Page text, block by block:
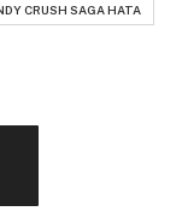
CRUSH SAGA HATA